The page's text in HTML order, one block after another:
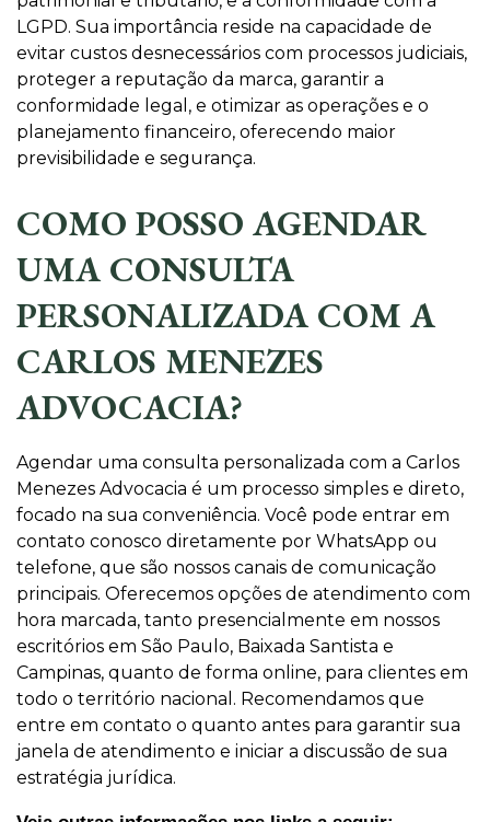
LGPD. Sua importância reside na capacidade de
evitar custos desnecessários com processos judiciais,
proteger a reputação da marca, garantir a
conformidade legal, e otimizar as operações e o
planejamento financeiro, oferecendo maior
previsibilidade e segurança.
COMO POSSO AGENDAR
UMA CONSULTA
PERSONALIZADA COM A
CARLOS MENEZES
ADVOCACIA?
Agendar uma consulta personalizada com a Carlos
Menezes Advocacia é um processo simples e direto,
focado na sua conveniência. Você pode entrar em
contato conosco diretamente por WhatsApp ou
telefone, que são nossos canais de comunicação
principais. Oferecemos opções de atendimento com
hora marcada, tanto presencialmente em nossos
escritórios em São Paulo, Baixada Santista e
Campinas, quanto de forma online, para clientes em
todo o território nacional. Recomendamos que
entre em contato o quanto antes para garantir sua
janela de atendimento e iniciar a discussão de sua
estratégia jurídica.